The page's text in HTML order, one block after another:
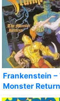
Frankenstein –
Monster